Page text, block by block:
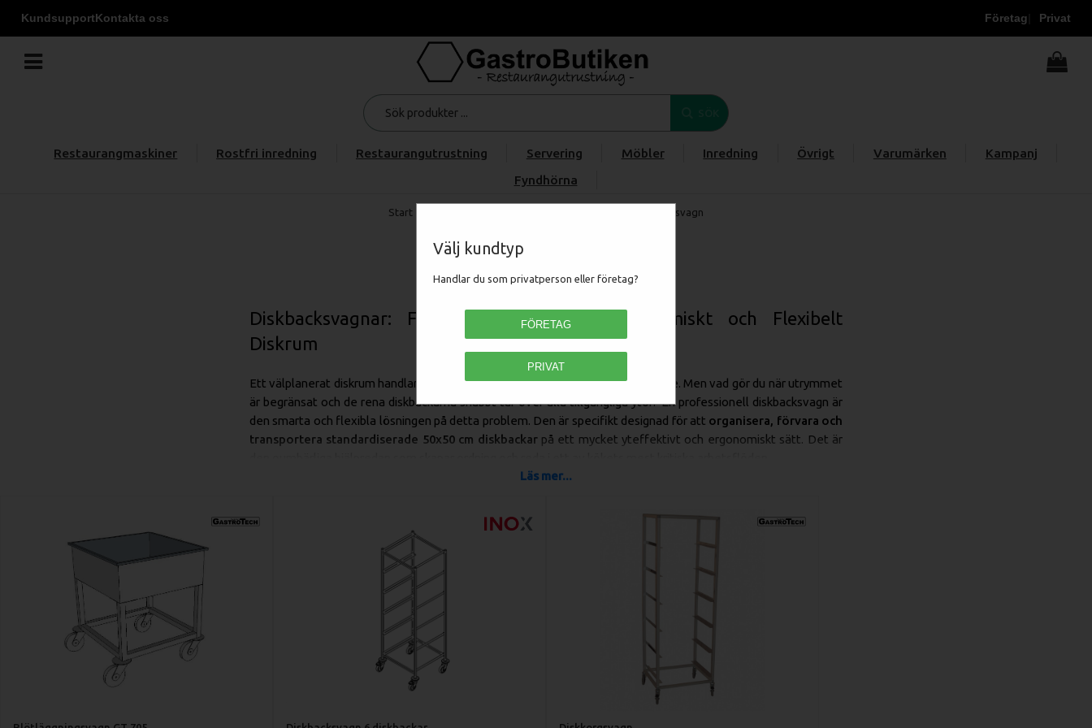
KundsupportKontakta oss Företag Privat
Välj kundtyp
Handlar du som privatperson eller företag?
FÖRETAG
PRIVAT
Restaurangmaskiner Rostfri inredning Restaurangutrustning Servering Möbler Inredning Övrigt Varumärken
Kampanj
Fyndhörna
Start Diskbacksvagn
Diskbacksvagn
Diskbacksvagnar: För ett Organiserat, Ergonomiskt och Flexibelt
Diskrum
Ett välplanerat diskrum handlar om att skapa ett smidigt och kontinuerligt flöde. Men vad gör du när utrymmet
är begränsat och de rena diskbackarna snabbt tar över alla tillgängliga ytor? En professionell diskbacksvagn är
den smarta och flexibla lösningen på detta problem. Den är specifikt designad för att organisera, förvara och
transportera standardiserade 50x50 cm diskbackarpå ett mycket yteffektivt och ergonomiskt sätt. Det är
En diskbacksvagn är mycket mer än bara en förvaringsplats. Den fyller flera viktiga funktioner som underlättar
Perfekt Anpassad för 50x50 cm Diskbackar:
Våra vagnar är exakt dimensionerade för att passa den
standardstorleken för professionella diskbackar (500x500 mm) . Detta garanterar en stabil
och säker förvaring och transport, oavsett om backarna är tomma eller fyllda med tungt diskgods.
Bättre Ergonomi och Minskade Lyft:
Istället för att personalen ständigt ska behöva böja sig ner och
lyfta tunga diskbackar från golvet, kan de arbeta i en bekväm och upprätt ställning. Vagnen
tunga och repetitiva lyft
, vilket skapar en betydligt bättre och säkrare arbetsmiljö.
Flexibel Förvaring för Både Ren och Smutsig Disk:
Använd vagnen för att
nära inmatningsbänken, redo att fyllas, eller för att samla upp och transportera färdigdiskade
backar till deras förvaringsplats.
Läs mer...